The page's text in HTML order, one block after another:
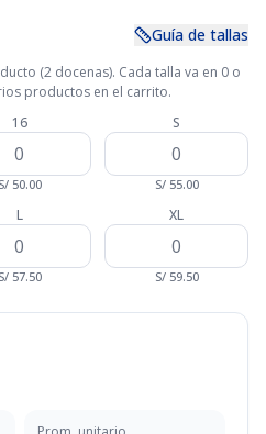
Guía de tallas
(2 docenas). Cada talla va en 0 o
productos en el carrito.
16
S/ 50.00
S
S/ 55.00
L
S/ 57.50
XL
S/ 59.50